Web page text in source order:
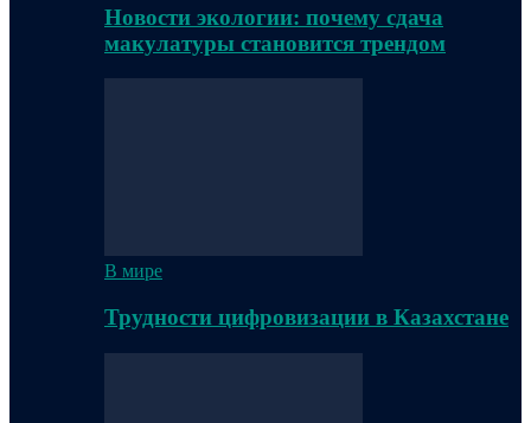
Новости экологии: почему сдача
макулатуры становится трендом
В мире
Трудности цифровизации в Казахстане